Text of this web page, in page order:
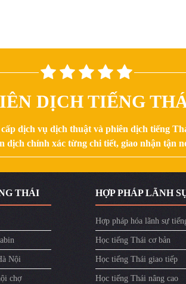
DỊCH TIẾNG
dịch vụ dịch thuật và phiên dịch tiếng
dịch chính xác từng chi tiết, giao nhận tận
THÁI
Nội
chợ
HỢP PHÁP LÃNH
Hợp pháp hóa lãnh sự
Học tiếng Thái cơ bản
Học tiếng Thái giao tiếp
Học tiếng Thái nâng cao